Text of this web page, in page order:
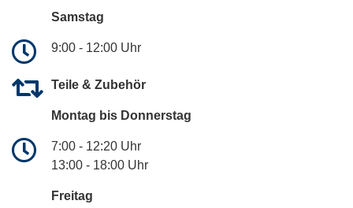
Samstag
9:00 - 12:00 Uhr
Teile & Zubehör
Montag bis Donnerstag
7:00 - 12:20 Uhr
13:00 - 18:00 Uhr
Freitag